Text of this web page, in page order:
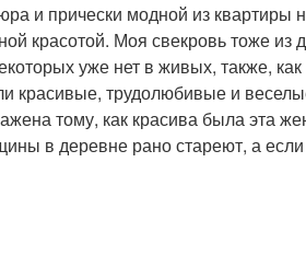
и прически модной из квартиры
красотой. Моя свекровь тоже из
уже нет в живых, также, как
красивые, трудолюбивые и
тому, как красива была эта
в деревне рано стареют, а